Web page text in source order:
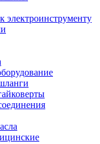
электроинструменту